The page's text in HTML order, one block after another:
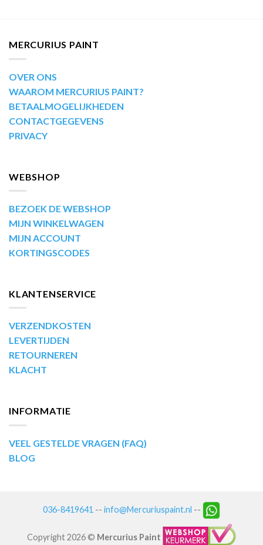
MERCURIUS PAINT
OVER ONS
WAAROM MERCURIUS PAINT?
BETAALMOGELIJKHEDEN
CONTACTGEGEVENS
PRIVACY
WEBSHOP
BEZOEK DE WEBSHOP
MIJN WINKELWAGEN
MIJN ACCOUNT
KORTINGSCODES
KLANTENSERVICE
VERZENDKOSTEN
LEVERTIJDEN
RETOURNEREN
KLACHT
INFORMATIE
VEEL GESTELDE VRAGEN (FAQ)
BLOG
036-8419641 -- info@Mercuriuspaint.nl --
Copyright 2026 © Mercurius Paint